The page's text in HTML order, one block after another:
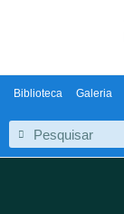
Biblioteca Galeria